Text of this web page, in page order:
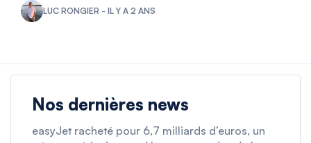
LUC RONGIER - IL Y A 2 ANS
Nos dernières news
easyJet racheté pour 6,7 milliards d’euros, un